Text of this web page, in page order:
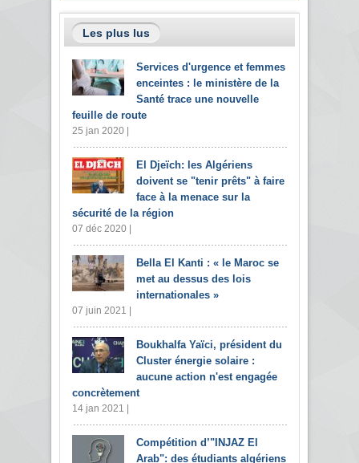
Les plus lus
Services d'urgence et femmes
enceintes : le ministère de la
Santé trace une nouvelle
feuille de route
25 jan 2020 |
El Djeïch: les Algériens
doivent se "tenir prêts" à faire
face à la menace sur la
sécurité de la région
07 déc 2020 |
Bella El Kanti : « le Maroc se
met au dessus des lois
internationales »
07 juin 2021 |
Boukhalfa Yaïci, président du
Cluster énergie solaire :
aucune action n'est engagée
concrètement
14 jan 2021 |
Compétition d’"INJAZ El
Arab": des étudiants algériens